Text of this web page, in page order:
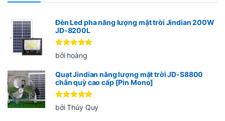
Đèn Led pha năng lượng mặt trời Jindian 200W
JD-8200L
Được xếp
hạng55
bởi hoàng
Quạt Jindian năng lượng mặt trời JD-S8800
chân quỳ cao cấp [Pin Mono]
Được xếp
hạng 5 5
bởi Thúy Quy